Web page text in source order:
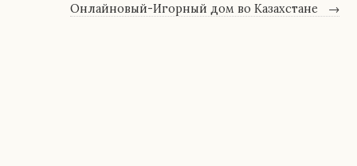
Онлайновый-Игорный дом во Казахстане
→